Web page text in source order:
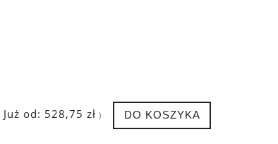
Już od: 528,75 zł ) DO KOSZYKA